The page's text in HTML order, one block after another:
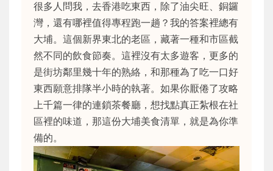
很多人問我，去香港吃東西，除了油尖旺、銅鑼
灣，還有哪裡值得專程跑一趟？我的答案裡總有
大埔。這個新界東北的老區，藏著一種和市區截
然不同的飲食節奏。這裡沒有太多遊客，更多的
是街坊鄰里幾十年的熟絡，和那種為了吃一口好
東西願意排隊半小時的執著。如果你厭倦了攻略
上千篇一律的連鎖茶餐廳，想找點真正紮根在社
區裡的味道，那這份大埔美食清單，就是為你準
備的。